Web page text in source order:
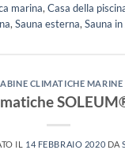
marina,Casa della
,Sauna esterna,Sauna
CLIMATICHE MARINE
IL 14 FEBBRAIO 2020 DA